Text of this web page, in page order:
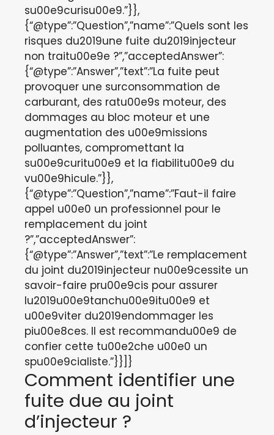
su00e9curisu00e9.”}},
{“@type”:”Question”,”name”:”Quels sont les
risques du2019une fuite du2019injecteur
non traitu00e9e ?”,”acceptedAnswer”:
{“@type”:”Answer”,”text”:”La fuite peut
provoquer une surconsommation de
carburant, des ratu00e9s moteur, des
dommages au bloc moteur et une
augmentation des u00e9missions
polluantes, compromettant la
su00e9curitu00e9 et la fiabilitu00e9 du
vu00e9hicule.”}},
{“@type”:”Question”,”name”:”Faut-il faire
appel u00e0 un professionnel pour le
remplacement du joint
?”,”acceptedAnswer”:
{“@type”:”Answer”,”text”:”Le remplacement
du joint du2019injecteur nu00e9cessite un
savoir-faire pru00e9cis pour assurer
lu2019u00e9tanchu00e9itu00e9 et
u00e9viter du2019endommager les
piu00e8ces. Il est recommandu00e9 de
confier cette tu00e2che u00e0 un
spu00e9cialiste.”}}]}
Comment identifier une
fuite due au joint
d’injecteur ?